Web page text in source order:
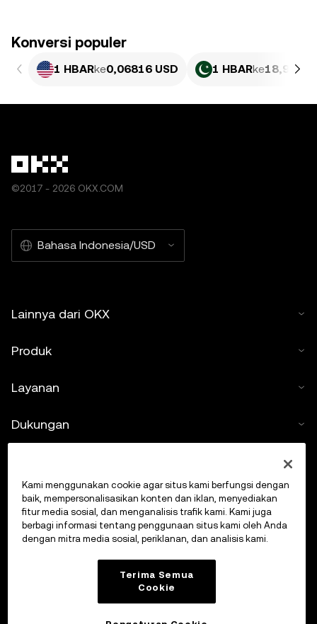
Konversi populer
1 HBARke0,06816 USD 1 HBARke18,93
©2017 - 2026 OKX.COM
Bahasa Indonesia/USD
Lainnya dari OKX
Produk
Layanan
Dukungan
Kalkulator kripto
Lakukan Trading
Kami menggunakan cookie agar situs kami berfungsi dengan
baik, mempersonalisasikan konten dan iklan, menyediakan
fitur media sosial, dan menganalisis trafik kami. Kami juga
berbagi informasi tentang penggunaan situs kami oleh Anda
dengan mitra media sosial, periklanan, dan analisis kami.
Terima Semua
Cookie